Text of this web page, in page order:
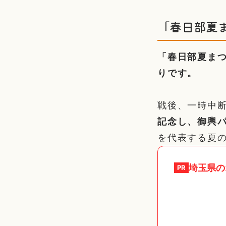
「春日部
「春日部夏ま
りです。
戦後、一時中
記念し、御輿
を代表する夏
PR 埼玉県